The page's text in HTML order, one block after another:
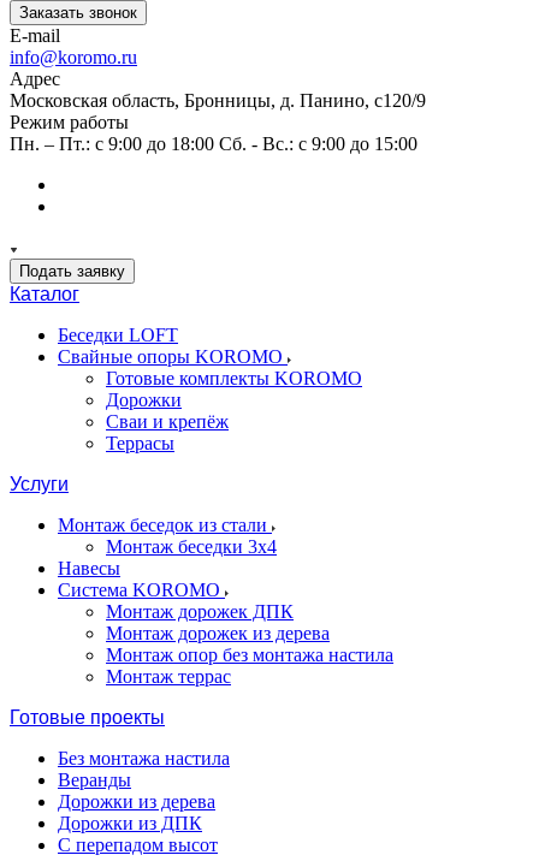
Заказать звонок
E-mail
info@koromo.ru
Адрес
Московская область, Бронницы, д. Панино, с120/9
Режим работы
Пн. – Пт.: с 9:00 до 18:00 Сб. - Вс.: с 9:00 до 15:00
Подать заявку
Каталог
Беседки LOFT
Свайные опоры KOROMO
Готовые комплекты KOROMO
Дорожки
Сваи и крепёж
Террасы
Услуги
Монтаж беседок из стали
Монтаж беседки 3х4
Навесы
Система KOROMO
Монтаж дорожек ДПК
Монтаж дорожек из дерева
Монтаж опор без монтажа настила
Монтаж террас
Готовые проекты
Без монтажа настила
Веранды
Дорожки из дерева
Дорожки из ДПК
С перепадом высот